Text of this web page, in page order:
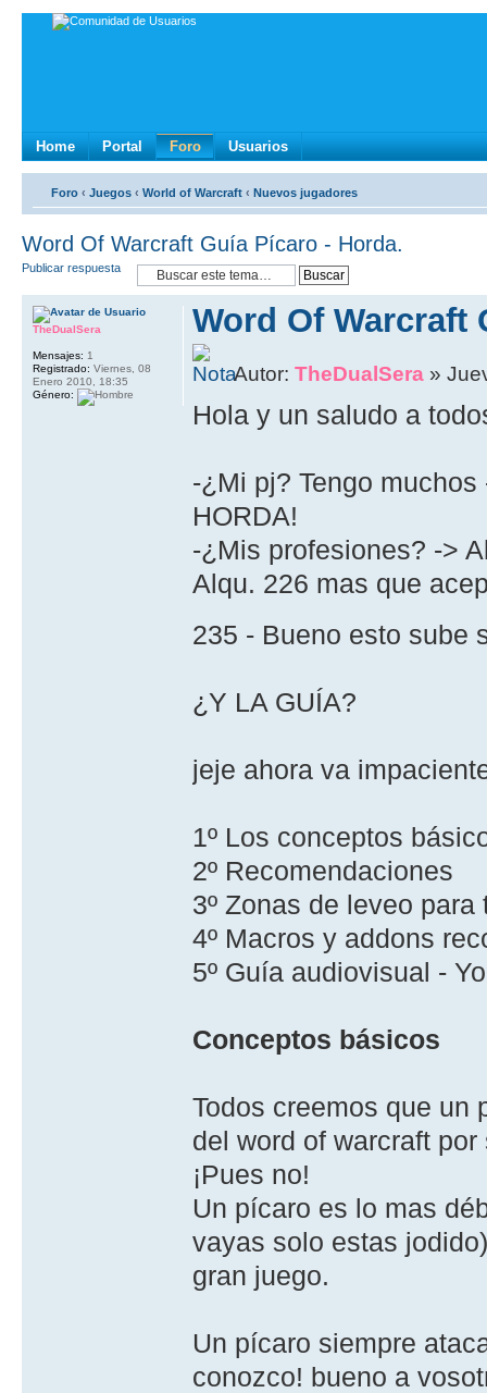
Home Portal Foro Usuarios
Foro ‹ Juegos ‹ World of Warcraft ‹ Nuevos jugadores
Word Of Warcraft Guía Pícaro - Horda.
Publicar respuesta
Word Of Warcraft
Autor:TheDualSera »
Hola y un saludo a
-¿Mi pj? Tengo
HORDA!
-¿Mis profesiones? ->
Alqu. 226 mas que
235 - Bueno esto sube
¿Y LA GUÍA?
jeje ahora va
1º Los conceptos
2º Recomendaciones
3º Zonas de leveo para
4º Macros y addons
5º Guía audiovisual -
Conceptos básicos
Todos creemos que un
del word of warcraft
¡Pues no!
Un pícaro es lo mas
vayas solo estas
gran juego.
Un pícaro siempre
conozco! bueno a
TheDualSera
Mensajes: 1
Registrado: Viernes, 08
Enero 2010, 18:35
Género: